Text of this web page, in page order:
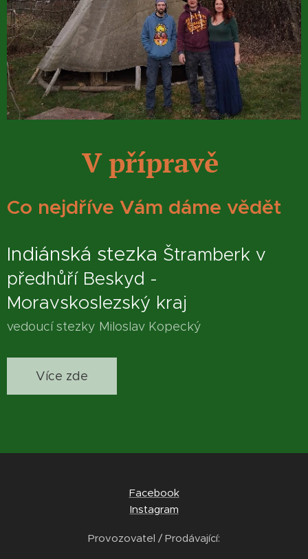
V přípravě
Co nejdříve Vám dáme vědět
Indiánská stezka Štramberk v
předhůří Beskyd -
Moravskoslezský kraj
vedoucí stezky Miloslav Kopecký
Více zde
Facebook
Instagram
Provozovatel / Prodávající: